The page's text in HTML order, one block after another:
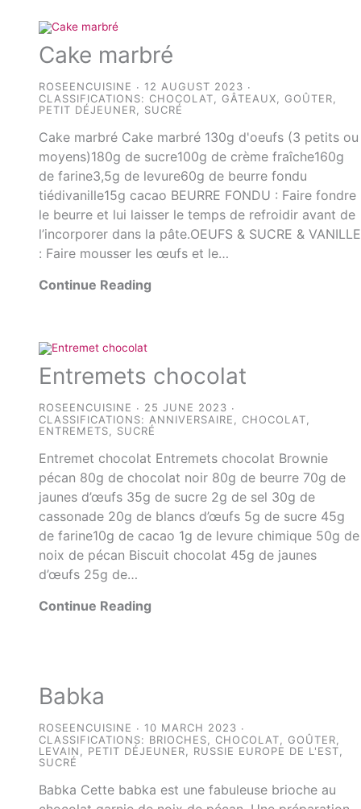
Cake marbré
ROSEENCUISINE
12 AUGUST 2023
CLASSIFICATIONS:CHOCOLAT ,GÂTEAUX ,GOÛTER
PETIT DÉJEUNER
SUCRÉ
Cake marbré Cake marbré 130g d'oeufs (3 petits ou
moyens)180g de sucre100g de crème fraîche160g
de farine3,5g de levure60g de beurre fondu
tiédivanille15g cacao BEURRE FONDU : Faire fondre
le beurre et lui laisser le temps de refroidir avant de
l’incorporer dans la pâte.OEUFS & SUCRE & VANILLE
: Faire mousser les œufs et le…
Continue Reading
Entremets chocolat
ROSEENCUISINE
25 JUNE 2023
CLASSIFICATIONS:ANNIVERSAIRE,CHOCOLAT,
ENTREMETS, SUCRÉ
Entremet chocolat Entremets chocolat Brownie
pécan 80g de chocolat noir 80g de beurre 70g de
jaunes d’œufs 35g de sucre 2g de sel 30g de
cassonade 20g de blancs d’œufs 5g de sucre 45g
de farine10g de cacao 1g de levure chimique 50g de
noix de pécan Biscuit chocolat 45g de jaunes
d’œufs 25g de…
Continue Reading
Babka
ROSEENCUISINE
10 MARCH 2023
CLASSIFICATIONS: BRIOCHES,CHOCOLAT,GOÛTER,
LEVAIN, PETIT DÉJEUNER, RUSSIE EUROPE DE L'EST,
SUCRÉ
Babka Cette babka est une fabuleuse brioche au